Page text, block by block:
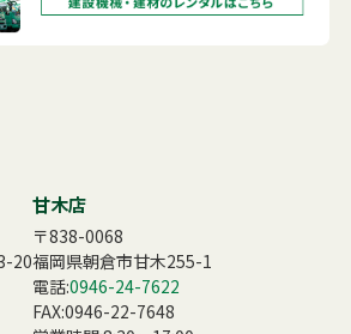
20
甘木店
〒838-0068
福岡県朝倉市甘木255-1
電話:0946-24-7622
FAX:0946-22-7648